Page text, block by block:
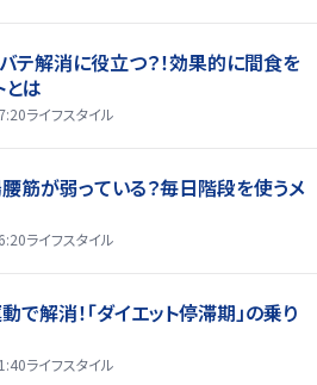
テ解消に役立つ？！効果的に間食を
とは
ライフスタイル
筋が弱っている？毎日階段を使うメ
ライフスタイル
で解消！「ダイエット停滞期」の乗り
ライフスタイル